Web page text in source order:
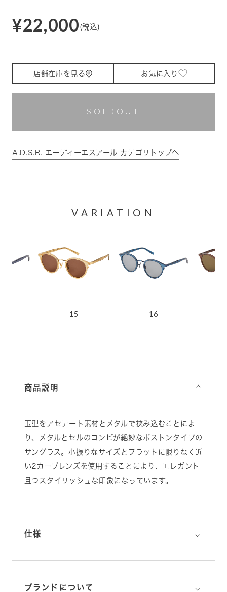
¥22,000 (税込)
店舗在庫を見る お気に入り
SOLDOUT
A.D.S.R. エーディーエスアール カテゴリトップへ
VARIATION
15 16
商品説明 ⌵
玉型をアセテート素材とメタルで挟み込むことによ
り、メタルとセルのコンビが絶妙なボストンタイプの
サングラス。小振りなサイズとフラットに限りなく近
い2カーブレンズを使用することにより、エレガント
且つスタイリッシュな印象になっています。
仕様 ⌵
ブランドについて ⌵